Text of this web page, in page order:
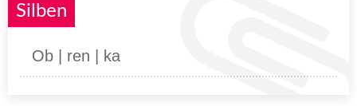
Silben
Ob | ren | ka